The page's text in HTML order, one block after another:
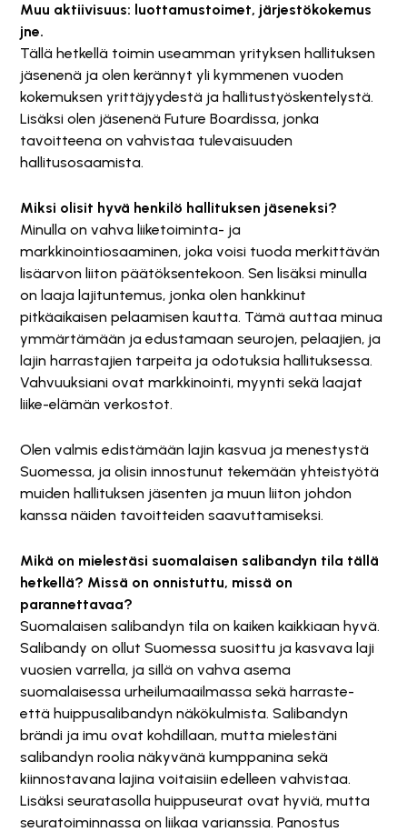
Muu aktiivisuus: luottamustoimet, järjestökokemus
jne.
Tällä hetkellä toimin useamman yrityksen hallituksen
jäsenenä ja olen kerännyt yli kymmenen vuoden
kokemuksen yrittäjyydestä ja hallitustyöskentelystä.
Lisäksi olen jäsenenä Future Boardissa, jonka
tavoitteena on vahvistaa tulevaisuuden
hallitusosaamista.
Miksi olisit hyvä henkilö hallituksen jäseneksi?
Minulla on vahva liiketoiminta- ja
markkinointiosaaminen, joka voisi tuoda merkittävän
lisäarvon liiton päätöksentekoon. Sen lisäksi minulla
on laaja lajituntemus, jonka olen hankkinut
pitkäaikaisen pelaamisen kautta. Tämä auttaa minua
ymmärtämään ja edustamaan seurojen, pelaajien, ja
lajin harrastajien tarpeita ja odotuksia hallituksessa.
Vahvuuksiani ovat markkinointi, myynti sekä laajat
liike-elämän verkostot.
Olen valmis edistämään lajin kasvua ja menestystä
Suomessa, ja olisin innostunut tekemään yhteistyötä
muiden hallituksen jäsenten ja muun liiton johdon
kanssa näiden tavoitteiden saavuttamiseksi.
Mikä on mielestäsi suomalaisen salibandyn tila tällä
hetkellä? Missä on onnistuttu, missä on
parannettavaa?
Suomalaisen salibandyn tila on kaiken kaikkiaan hyvä.
Salibandy on ollut Suomessa suosittu ja kasvava laji
vuosien varrella, ja sillä on vahva asema
suomalaisessa urheilumaailmassa sekä harraste-
että huippusalibandyn näkökulmista. Salibandyn
brändi ja imu ovat kohdillaan, mutta mielestäni
salibandyn roolia näkyvänä kumppanina sekä
kiinnostavana lajina voitaisiin edelleen vahvistaa.
Lisäksi seuratasolla huippuseurat ovat hyviä, mutta
seuratoiminnassa on liikaa varianssia. Panostus